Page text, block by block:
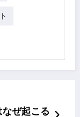
なぜ起こる